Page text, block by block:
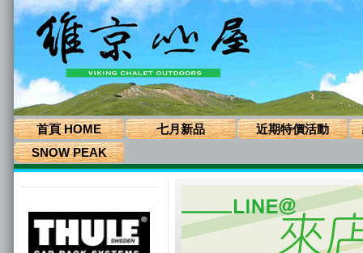
首頁 HOME 七月新品 近期特價活動
SNOW PEAK